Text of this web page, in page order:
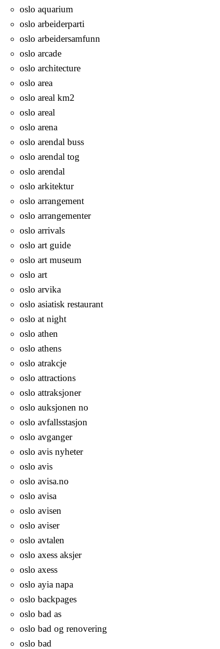
oslo aquarium
oslo arbeiderparti
oslo arbeidersamfunn
oslo arcade
oslo architecture
oslo area
oslo areal km2
oslo areal
oslo arena
oslo arendal buss
oslo arendal tog
oslo arendal
oslo arkitektur
oslo arrangement
oslo arrangementer
oslo arrivals
oslo art guide
oslo art museum
oslo art
oslo arvika
oslo asiatisk restaurant
oslo at night
oslo athen
oslo athens
oslo atrakcje
oslo attractions
oslo attraksjoner
oslo auksjonen no
oslo avfallsstasjon
oslo avganger
oslo avis nyheter
oslo avis
oslo avisa.no
oslo avisa
oslo avisen
oslo aviser
oslo avtalen
oslo axess aksjer
oslo axess
oslo ayia napa
oslo backpages
oslo bad as
oslo bad og renovering
oslo bad